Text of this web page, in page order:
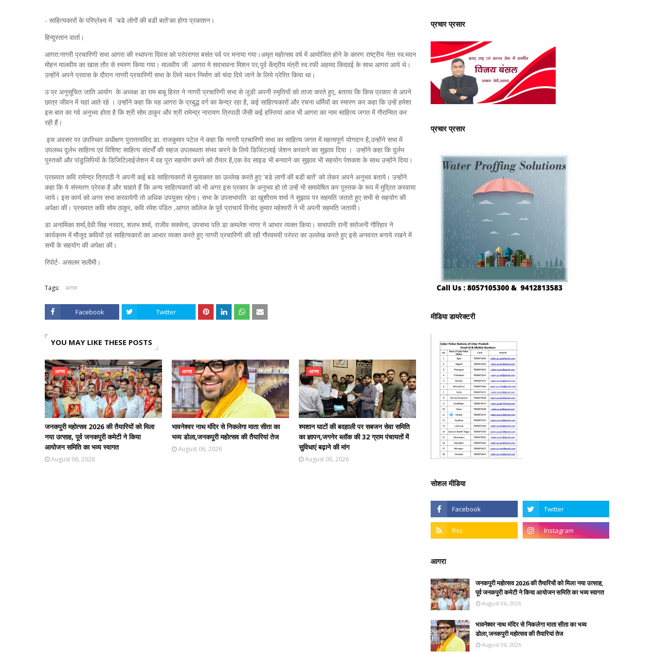
- साहित्यकारों के परिप्रेक्ष्‍य में 'बडे लोगों की बडी बातें'का होगा प्रकाशन।
हिन्दुस्तान वार्ता।
आगरा:नागरी प्रचारिणी सभा आगरा की स्‍थापना दिवस को परंपरागत बसंत पर्व पर मनाया गया।अमृत महोत्‍सव वर्ष में आयोजित होने के कारण राष्‍ट्रीय नेता स्‍व.मदन
मोहन मालवीय का खास तौर से स्‍मरण किया गया। मालवीय जी आगरा मे सदभावना मिशन पर,पूर्व केंद्रीय मंत्री स्व.रफी अहमद किदवई के साथ आगरा आये थे।
उन्‍होंने अपने प्रवास के दौरान नागरी प्रचारिणी सभा के लिये भवन निर्माण को चंदा दिये जाने के लिये प्रेरित किया था।
उ प्र अनुसूचित जाति आयोग के अध्‍यक्ष डा राम बाबू हिरत ने नागरी प्रचारिणी सभा से जुडी अपनी स्‍मृतियों को ताजा करते हुए, बताया कि किस प्रकार से अपने
छात्र जीवन में यहां आते रहे । उन्‍होंने कहा कि यह आगरा के प्रबुद्ध वर्ग का केन्द्र रहा है, कई साहित्‍यकारों और रचना धर्मियों का स्‍मारण कर कहा कि उन्‍हें हमेशा
इस बात का गर्व अनुभव होता है कि श्री सोम ठाकुर और श्री रामेन्‍द्र नारायण त्रिपाठी जैसी कई हस्‍तियां आज भी आगरा का नाम साहित्‍य जगत में गौरान्‍वित कर
रही हैं।
इस अवसर पर उपस्‍थित अधीक्षण पुरातत्वविद डा. राजकुमार पटेल ने कहा कि नागरी प्रचारिणी सभा का साहित्‍य जगत में महत्‍वपूर्ण योगदान है,उन्‍होंने सभा में
उपलब्‍ध दुर्लभ साहित्‍य एवं विशिष्‍ट साहित्‍य संदर्भों की सहज उपलब्‍धता संभव करने के लिये डिजिटलाई जेशन करवाने का सुझाव दिया । उन्‍होंने कहा कि दुर्लभ
पुस्‍तकों और पांडुलिपियों के डिजिटिलाईजेशन में वह पूरा सहयोग करने को तैयार है,एक वेव साइड भी बनवाने का सुझाव भी सहयोग पेशकश के साथ उन्‍होंने दिया।
प्रख्‍यात कवि रामेन्‍द्र त्रिपाठी ने अपनी कई बडे साहित्‍यकारों से मुलाकात का उल्‍लेख करते हुए 'बडे लागों की बडी बातें' को लेकर अपने अनुभव बताये। उन्‍होंने
कहा कि ये संस्‍मरण प्रेरक है और चाहते हैं कि अन्‍य साहित्‍यकारों को भी अगर इस प्रकार के अनुभव हो तो उन्‍हें भी समावेषित कर पुस्‍तक के रूप में मुद्रित करवाया
जाये। इस कार्य को अगर सभा करवायेगी तो अधिक उपयुक्‍त रहेगा। सभा के उपसभापति डा खुशीराम शर्मा ने सुझाव पर सहमति जताते हुए सभी से सहयोग की
अपेक्षा की। प्रख्‍यात कवि सोम ठाकुर, कवि रमेश पंडित ,आगरा कॉलेज के पूर्व प्राचार्य विनोद कुमार महेश्‍वरी ने भी अपनी सहमति जतायी।
डा अनामिका शर्मा,देवी सिह नरवार, शलभ शर्मा, राजीव सक्‍सेना, उपसभा पति डा कमलेश नागर ने आभार व्‍यक्‍त किया। सभापति रानी सरोजनी गौरिहार ने
कार्यक्रम में मौजूद कवियों एवं साहित्‍यकारों का आभार व्‍यक्‍त करते हुए नागरी प्रचारिणी की रही गौरवमयी परंपरा का उल्‍लेख करते हुए इसे अनवरत बनाये रखने में
सभी के सहयोग की अपेक्षा की।
रिपोर्ट- असलम सलीमी।
Tags: आगरा
Facebook Twitter
YOU MAY LIKE THESE POSTS
आगरा
जनकपुरी महोत्सव 2026 की तैयारियों को मिला
नया उत्साह, पूर्व जनकपुरी कमेटी ने किया
आयोजन समिति का भव्य स्वागत
August 06, 2026
आगरा
भावनेश्वर नाथ मंदिर से निकलेगा माता सीता का
भव्य डोला,जनकपुरी महोत्सव की तैयारियां तेज
August 06, 2026
आगरा
श्मशान घाटों की बदहाली पर सबजन सेवा समिति
का ज्ञापन,जगनेर ब्लॉक की 32 ग्राम पंचायतों में
सुविधाएं बढ़ाने की मांग
August 06, 2026
प्रचार प्रसार
प्रचार प्रसार
मीडिया डायरेक्टरी
सोशल मीडिया
आगरा
जनकपुरी महोत्सव 2026 की तैयारियों को मिला नया उत्साह,
पूर्व जनकपुरी कमेटी ने किया आयोजन समिति का भव्य स्वागत
August 06, 2026
भावनेश्वर नाथ मंदिर से निकलेगा माता सीता का भव्य
डोला,जनकपुरी महोत्सव की तैयारियां तेज
August 06, 2026